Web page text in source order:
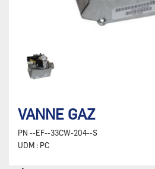
VANNE GAZ
PN --EF--33CW-204--S
UDM : PC